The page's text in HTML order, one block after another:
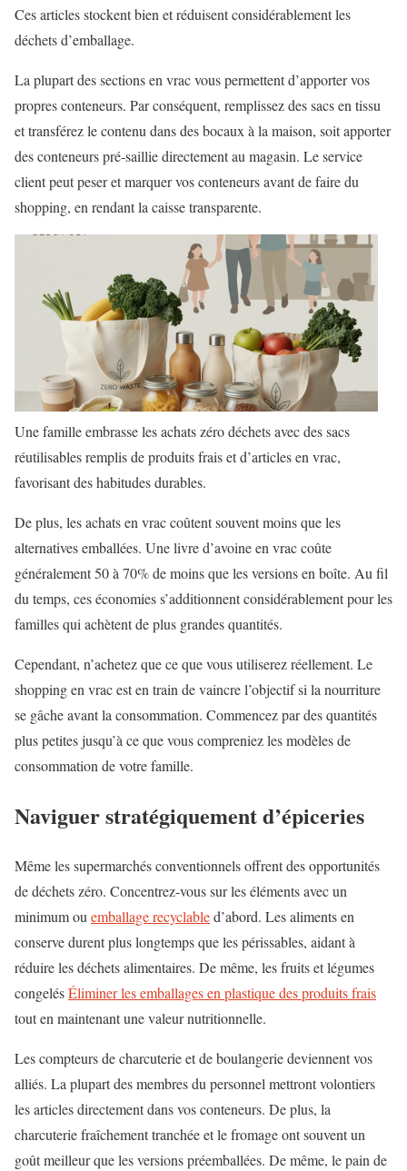
Ces articles stockent bien et réduisent considérablement les
déchets d’emballage.
La plupart des sections en vrac vous permettent d’apporter vos
propres conteneurs. Par conséquent, remplissez des sacs en tissu
et transférez le contenu dans des bocaux à la maison, soit apporter
des conteneurs pré-saillie directement au magasin. Le service
client peut peser et marquer vos conteneurs avant de faire du
shopping, en rendant la caisse transparente.
Une famille embrasse les achats zéro déchets avec des sacs
réutilisables remplis de produits frais et d’articles en vrac,
favorisant des habitudes durables.
De plus, les achats en vrac coûtent souvent moins que les
alternatives emballées. Une livre d’avoine en vrac coûte
généralement 50 à 70% de moins que les versions en boîte. Au fil
du temps, ces économies s’additionnent considérablement pour les
familles qui achètent de plus grandes quantités.
Cependant, n’achetez que ce que vous utiliserez réellement. Le
shopping en vrac est en train de vaincre l’objectif si la nourriture
se gâche avant la consommation. Commencez par des quantités
plus petites jusqu’à ce que vous compreniez les modèles de
consommation de votre famille.
Naviguer stratégiquement d’épiceries
Même les supermarchés conventionnels offrent des opportunités
de déchets zéro. Concentrez-vous sur les éléments avec un
minimum ouemballage recyclabled’abord. Les aliments en
conserve durent plus longtemps que les périssables, aidant à
réduire les déchets alimentaires. De même, les fruits et légumes
congelésÉliminer les emballages en plastique des produits frais
tout en maintenant une valeur nutritionnelle.
Les compteurs de charcuterie et de boulangerie deviennent vos
alliés. La plupart des membres du personnel mettront volontiers
les articles directement dans vos conteneurs. De plus, la
charcuterie fraîchement tranchée et le fromage ont souvent un
goût meilleur que les versions préemballées. De même, le pain de